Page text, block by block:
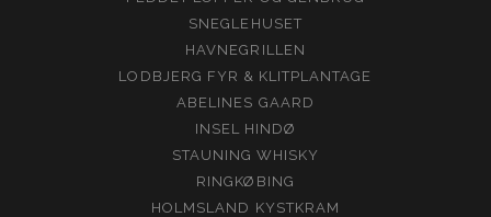
SNEGLEHUSET
HAVNEGRILLEN
LODBJERG FYR & KLITPLANTAGE
ABELINES GAARD
INSEL HINDØ
STAUNING WHISKY
RINGKØBING
HOLMSLAND KYSTKRAM